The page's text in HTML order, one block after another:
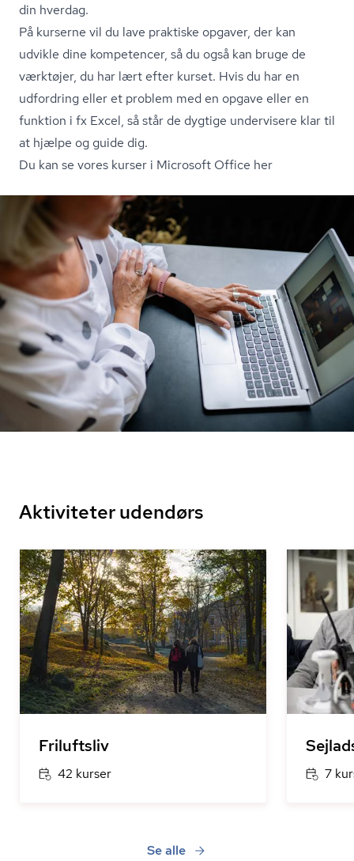
din hverdag.
På kurserne vil du lave praktiske opgaver, der kan
udvikle dine kompetencer, så du også kan bruge de
værktøjer, du har lært efter kurset. Hvis du har en
udfordring eller et problem med en opgave eller en
funktion i fx Excel, så står de dygtige undervisere klar til
at hjælpe og guide dig.
Du kan se vores kurser i Microsoft Office her
Aktiviteter udendørs
Friluftsliv
42 kurser 7
Se alle